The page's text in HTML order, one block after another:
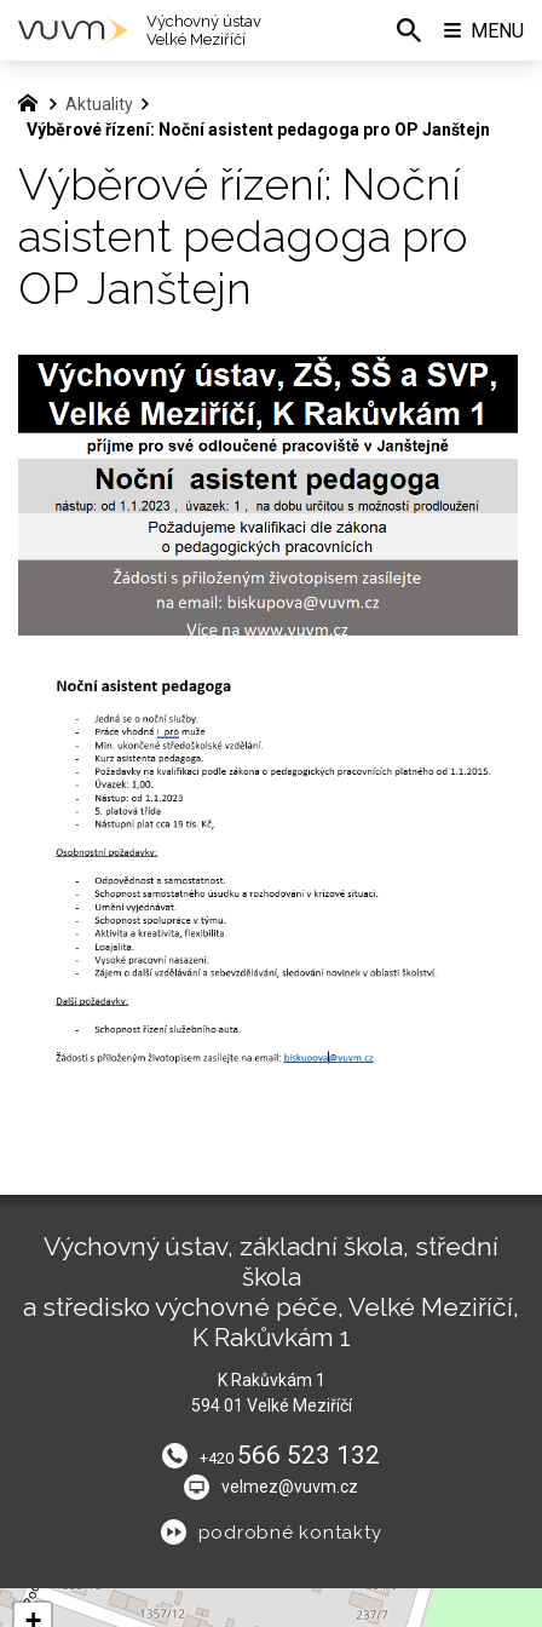
Aktuality
Výběrové řízení: Noční asistent pedagoga pro OP Janštejn
Výběrové řízení: Noční
asistent pedagoga pro
OP Janštejn
Výchovný ústav, základní škola, střední
škola
a středisko výchovné péče, Velké Meziříčí,
K Rakůvkám 1
K Rakůvkám 1
594 01 Velké Meziříčí
+420 566 523 132
velmez@vuvm.cz
podrobné kontakty
+
Výchovný ústav
Velké Meziříčí
MENU